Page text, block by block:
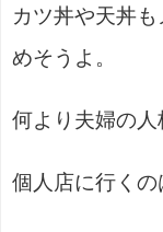
カツ丼や天丼
めそうよ。
何より夫婦の人
個人店に行くの